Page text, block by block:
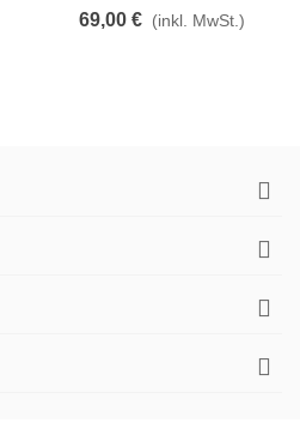
69,00 € (inkl. MwSt.)